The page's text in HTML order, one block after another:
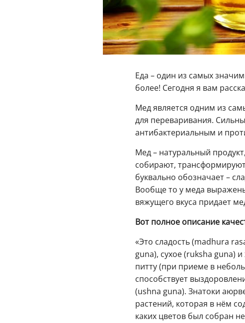
Еда – один из самых
более! Сегодня я вам
Мед является одним из
для переваривания.
антибактериальным и
Мед – натуральный
собирают,
буквально обозначает –
Вообще то у меда
вяжущего вкуса придает
Вот полное описание
«Это сладость (madhura
guna), сухое (ruksha guna)
питту (при приеме в
способствует
(ushna guna). Знатоки
растений, которая в нём
каких цветов был собран